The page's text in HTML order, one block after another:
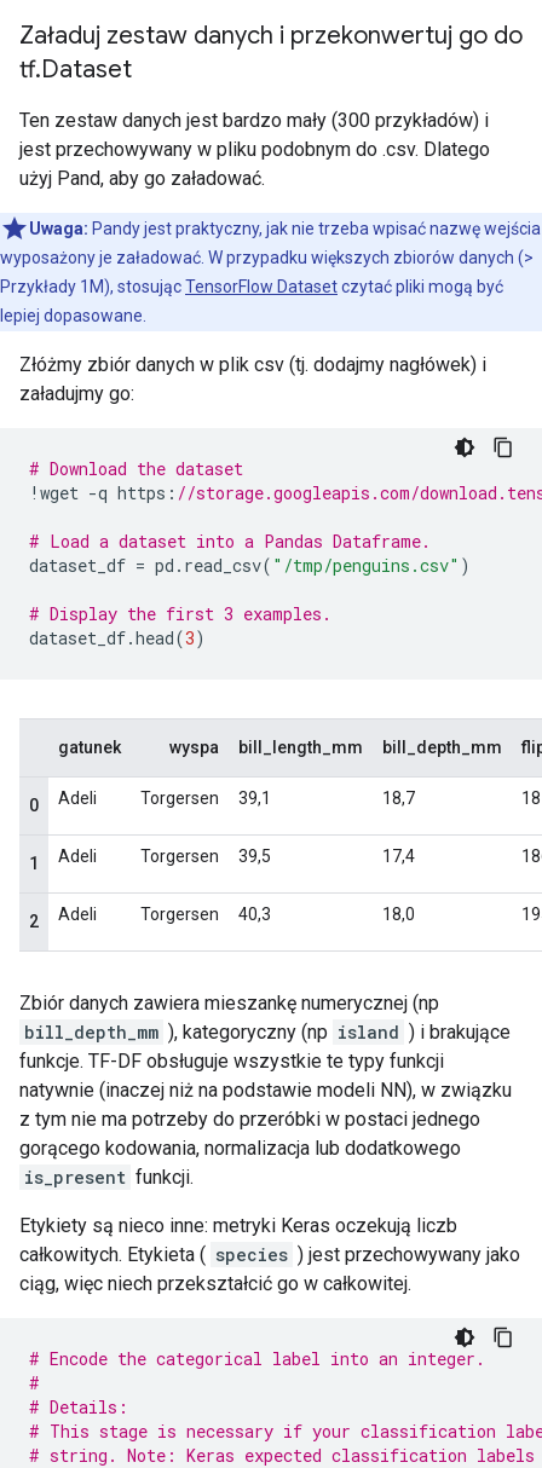
Załaduj zestaw danych i przekonwertuj go do
tf.Dataset
Ten zestaw danych jest bardzo mały (300 przykładów) i
jest przechowywany w pliku podobnym do .csv. Dlatego
użyj Pand, aby go załadować.
Uwaga: Pandy jest praktyczny, jak nie trzeba wpisać nazwę wejścia
wyposażony je załadować. W przypadku większych zbiorów danych (>
Przykłady 1M), stosującTensorFlow Datasetczytać pliki mogą być
lepiej dopasowane.
Złóżmy zbiór danych w plik csv (tj. dodajmy nagłówek) i
załadujmy go:
# Download the dataset
! wget -q https : //storage.googleapis.com/
# Load a dataset into a Pandas Dataframe.
dataset_df = pd . read_csv( "/tmp/penguins.csv" )
# Display the first 3 examples.
dataset_df.head(3)
Zbiór danych zawiera mieszankę numerycznej (np
bill_depth_mm ), kategoryczny (np island ) i brakujące
funkcje. TF-DF obsługuje wszystkie te typy funkcji
natywnie (inaczej niż na podstawie modeli NN), w związku
z tym nie ma potrzeby do przeróbki w postaci jednego
gorącego kodowania, normalizacja lub dodatkowego
is_present funkcji.
Etykiety są nieco inne: metryki Keras oczekują liczb
całkowitych. Etykieta ( species ) jest przechowywany jako
ciąg, więc niech przekształcić go w całkowitej.
# Encode the categorical label into an integer.
#
# Details:
# This stage is necessary if your classification
# string. Note: Keras expected classification